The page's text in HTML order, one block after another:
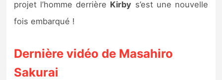
projet l’homme derrière Kirby s’est une nouvelle
fois embarqué !
Dernière vidéo de Masahiro
Sakurai